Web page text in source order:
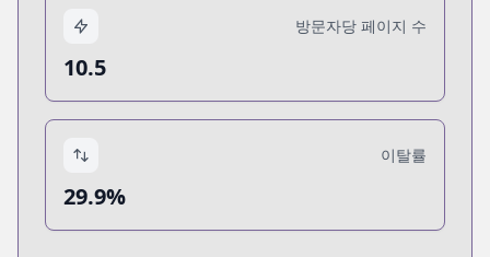
방문자당 페이지 수
10.5
이탈률
29.9%